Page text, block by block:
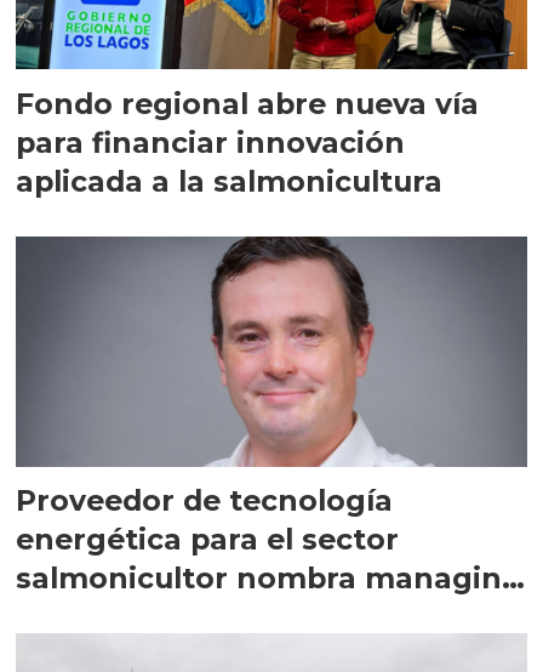
Fondo regional abre nueva vía
para financiar innovación
aplicada a la salmonicultura
Proveedor de tecnología
energética para el sector
salmonicultor nombra managing